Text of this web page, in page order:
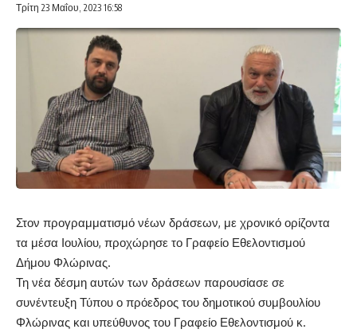
Τρίτη 23 Μαΐου, 2023 16:58
Στον προγραμματισμό νέων δράσεων, με χρονικό ορίζοντα
τα μέσα Ιουλίου, προχώρησε το Γραφείο Εθελοντισμού
Δήμου Φλώρινας.
Τη νέα δέσμη αυτών των δράσεων παρουσίασε σε
συνέντευξη Τύπου ο πρόεδρος του δημοτικού συμβουλίου
Φλώρινας και υπεύθυνος του Γραφείο Εθελοντισμού κ.